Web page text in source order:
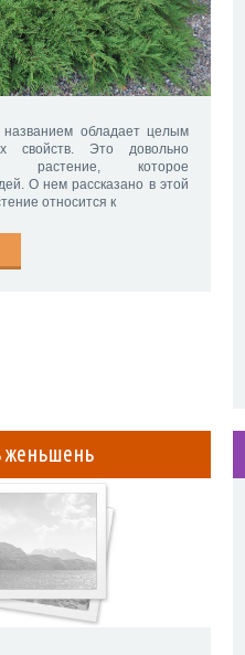
названием обладает целым
свойств. Это довольно
растение, которое
О нем рассказано в этой
относится к
женьшень